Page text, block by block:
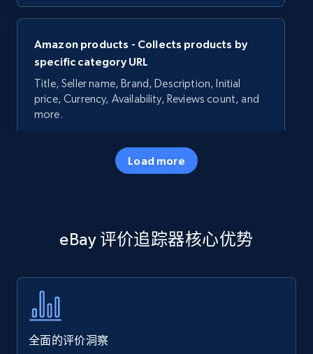
Amazon products - Collects products by
specific category URL
Title, Seller name, Brand, Description, Initial
price, Currency, Availability, Reviews count, and
more.
5.7K+
specific keywords
price, Currency, Availability, Reviews count, and
more.
Load more
eBay 评价追踪器核心优势
全面的评价洞察